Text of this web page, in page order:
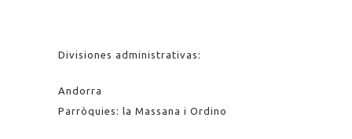
Divisiones administrativas:
Andorra
Parròquies: la Massana i Ordino